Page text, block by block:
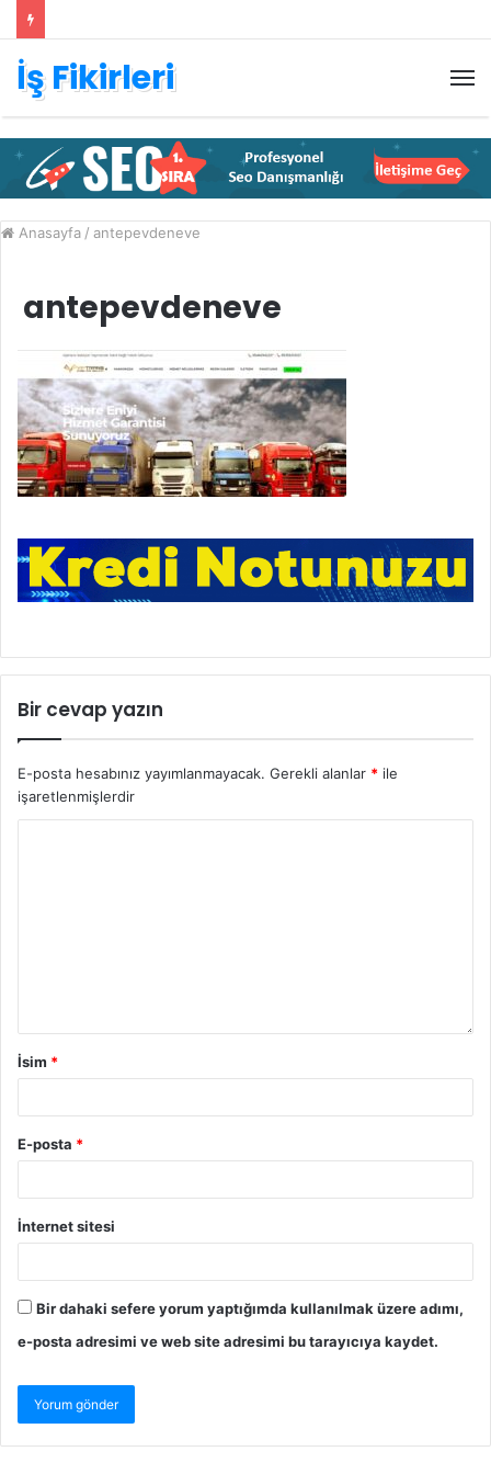
İş Fikirleri
Anasayfa / antepevdeneve
antepevdeneve
Bir cevap yazın
E-posta hesabınız yayımlanmayacak. Gerekli alanlar * ile
işaretlenmişlerdir
İsim *
E-posta *
İnternet sitesi
Bir dahaki sefere yorum yaptığımda kullanılmak üzere adımı,
e-posta adresimi ve web site adresimi bu tarayıcıya kaydet.